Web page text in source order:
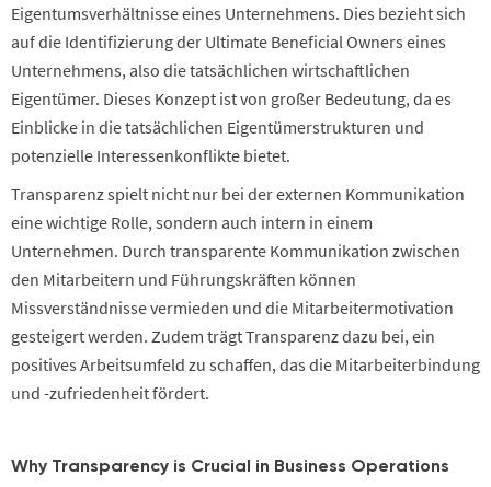
Eigentumsverhältnisse eines Unternehmens. Dies bezieht sich
auf die Identifizierung der Ultimate Beneficial Owners eines
Unternehmens, also die tatsächlichen wirtschaftlichen
Eigentümer. Dieses Konzept ist von großer Bedeutung, da es
Einblicke in die tatsächlichen Eigentümerstrukturen und
potenzielle Interessenkonflikte bietet.
Transparenz spielt nicht nur bei der externen Kommunikation
eine wichtige Rolle, sondern auch intern in einem
Unternehmen. Durch transparente Kommunikation zwischen
den Mitarbeitern und Führungskräften können
Missverständnisse vermieden und die Mitarbeitermotivation
gesteigert werden. Zudem trägt Transparenz dazu bei, ein
positives Arbeitsumfeld zu schaffen, das die Mitarbeiterbindung
und -zufriedenheit fördert.
Why Transparency is Crucial in Business Operations